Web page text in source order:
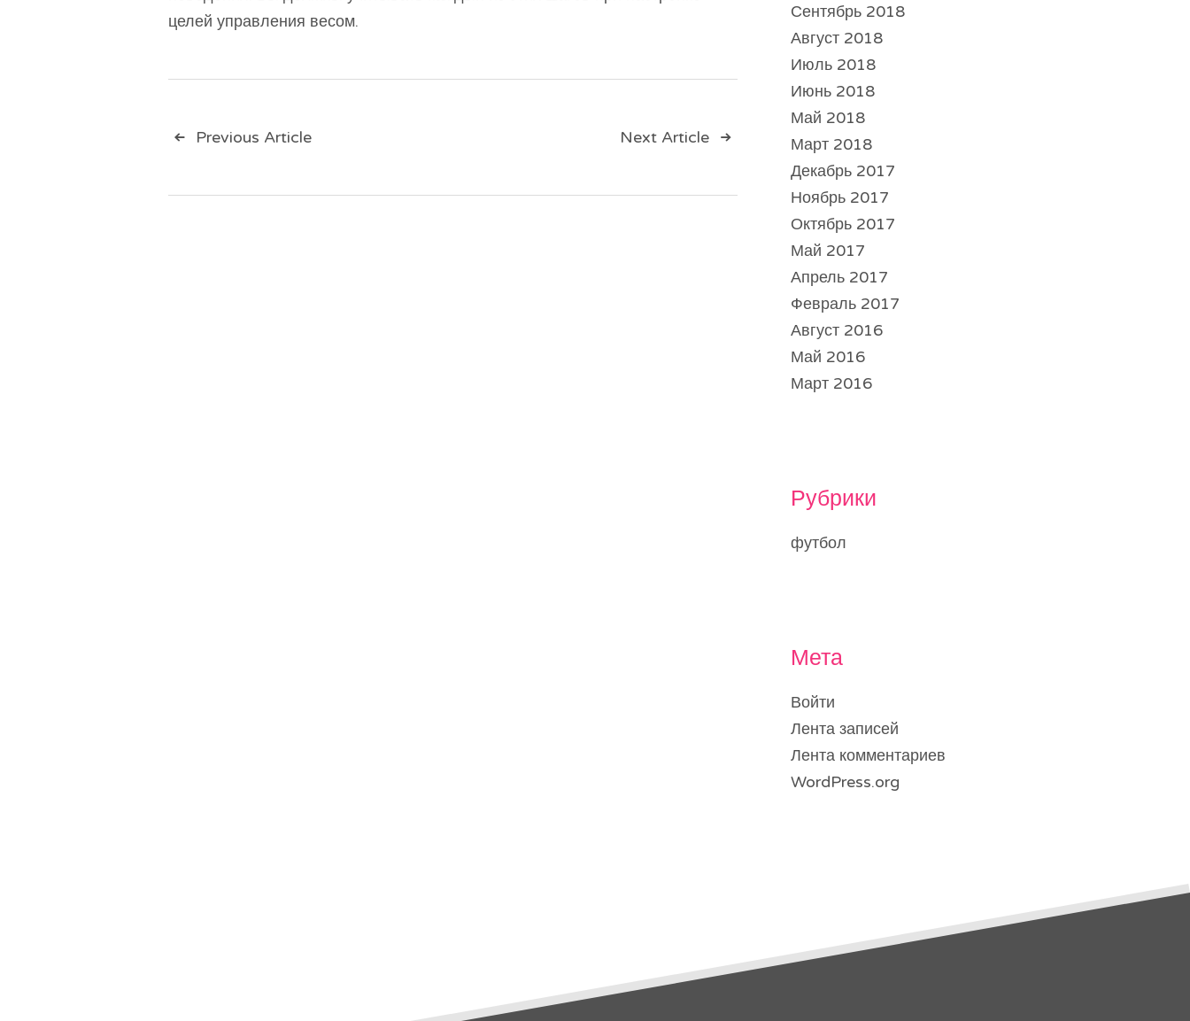
целей управления весом.
Навигация
по
Previous Article Next Article
Сентябрь 2018
Август 2018
Июль 2018
Июнь 2018
Май 2018
Март 2018
Декабрь 2017
Ноябрь 2017
Октябрь 2017
Май 2017
Апрель 2017
Февраль 2017
Август 2016
Май 2016
Март 2016
Рубрики
футбол
Мета
Войти
Лента записей
Лента комментариев
WordPress.org